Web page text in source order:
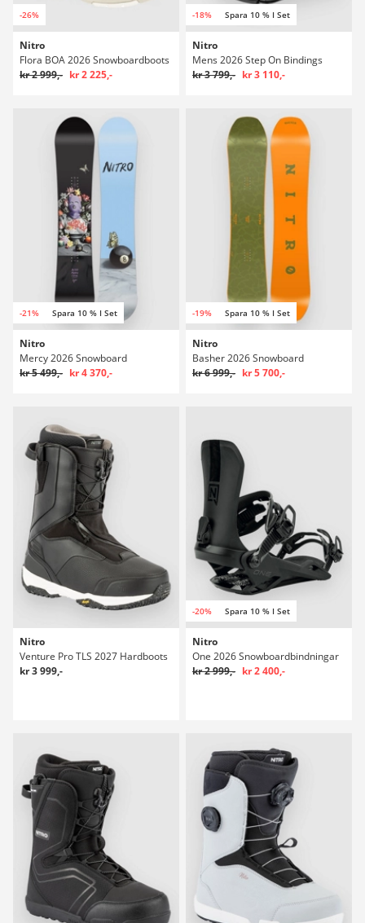
-26%
Nitro
Flora BOA 2026 Snowboardboots
kr 2 999,- kr 2 225,-
-18% Spara 10 % I Set
Nitro
Mens 2026 Step On Bindings
kr 3 799,- kr 3 110,-
-21% Spara 10 % I Set
Nitro
Mercy 2026 Snowboard
kr 5 499,- kr 4 370,-
-19% Spara 10 % I Set
Nitro
Basher 2026 Snowboard
kr 6 999,- kr 5 700,-
Nitro
Venture Pro TLS 2027 Hardboots
kr 3 999,-
-20% Spara 10 % I Set
Nitro
One 2026 Snowboardbindningar
kr 2 999,- kr 2 400,-